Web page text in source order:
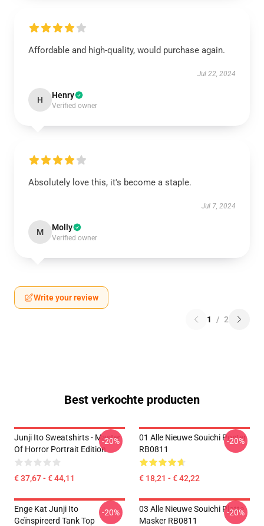
Affordable and high-quality, would purchase again.
Jul 22, 2024
H Henry
Verified owner
Absolutely love this, it's become a staple.
Jul 7, 2024
M Molly
Verified owner
Write your review
1 / 2
Best verkochte producten
Junji Ito Sweatshirts - Master
Of Horror Portrait Edition
€ 37,67 - € 44,11
-20%
01 Alle Nieuwe Souichi Poster
RB0811
€ 18,21 - € 42,22
-20%
Enge Kat Junji Ito
Geïnspireerd Tank Top
-20%
03 Alle Nieuwe Souichi Platte
Masker RB0811
-20%